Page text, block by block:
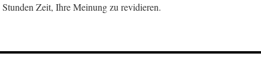
Zeit, Ihre Meinung zu revidieren.